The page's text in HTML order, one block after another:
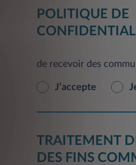
La fourniture des
visées au présent point
activités de contact et
demandées par vous.
délai de 30 jours à
En outre, sur la base
POLITIQUE DE
de recevoir des
J’accepte
TRAITEMENT
DES FINS